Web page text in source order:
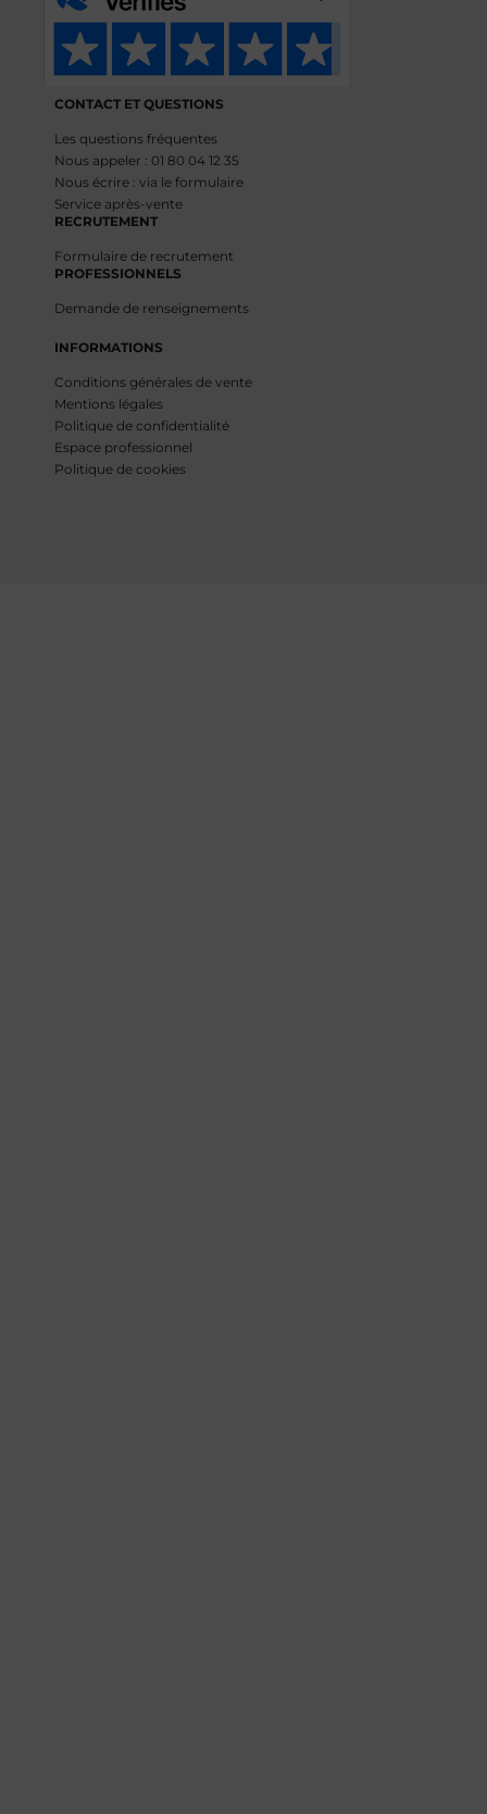
CONTACT ET QUESTIONS
Les questions fréquentes
Nous appeler : 01 80 04 12 35
Nous écrire : via le formulaire
Service après-vente
RECRUTEMENT
Formulaire de recrutement
PROFESSIONNELS
Demande de renseignements
INFORMATIONS
Conditions générales de vente
Mentions légales
Politique de confidentialité
Espace professionnel
Politique de cookies